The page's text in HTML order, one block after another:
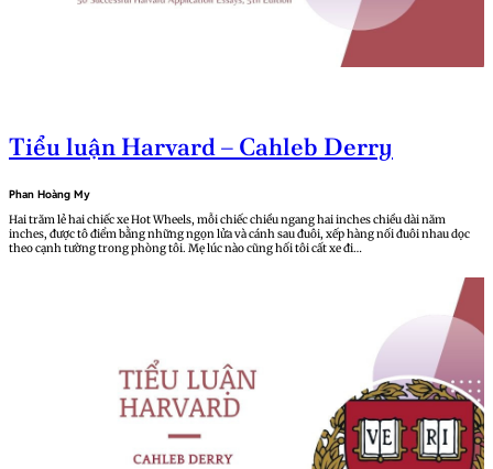
Tiểu luận Harvard – Cahleb Derry
Phan Hoàng My
Hai trăm lẻ hai chiếc xe Hot Wheels, mỗi chiếc chiều ngang hai inches chiều dài năm
inches, được tô điểm bằng những ngọn lửa và cánh sau đuôi, xếp hàng nối đuôi nhau dọc
theo cạnh tường trong phòng tôi. Mẹ lúc nào cũng hối tôi cất xe đi…